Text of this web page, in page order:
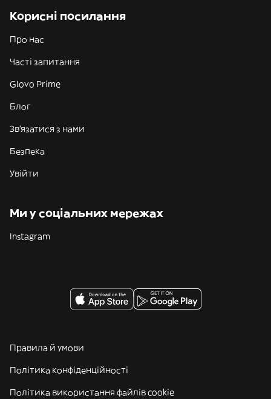
Корисні посилання
Про нас
Часті запитання
Glovo Prime
Блог
Зв'язатися з нами
Безпека
Увійти
Ми у соціальних мережах
Instagram
Правила й умови
Політика конфіденційності
Політика використання файлів cookie